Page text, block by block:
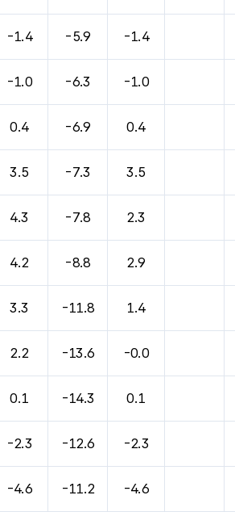
-1.4 -5.9 -1.4
-1.0 -6.3 -1.0
0.4 -6.9 0.4
3.5 -7.3 3.5
4.3 -7.8 2.3
4.2 -8.8 2.9
3.3 -11.8 1.4
2.2 -13.6 -0.0
0.1 -14.3 0.1
-2.3 -12.6 -2.3
-4.6 -11.2 -4.6